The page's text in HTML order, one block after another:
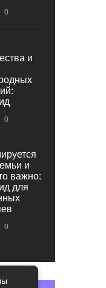
0
и
0
и
важно:
для
0